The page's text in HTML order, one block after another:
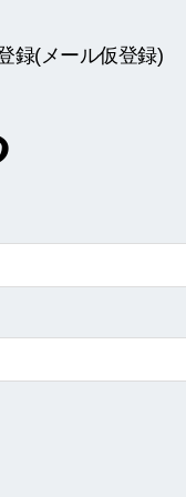
録(メール仮登録)